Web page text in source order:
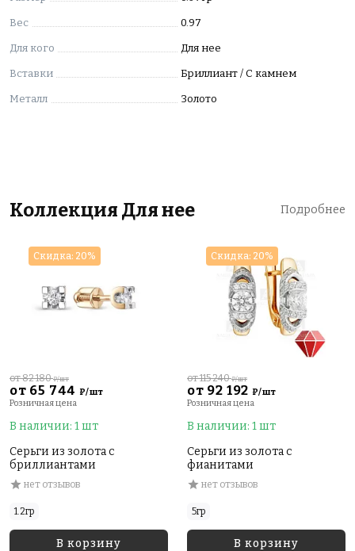
Вес 0.97
Для кого Для нее
Вставки Бриллиант / С камнем
Металл Золото
Коллекция Для нее Подробнее
от 65 744 ₽/шт
от 82 180₽/шт
Розничная цена
В наличии: 1 шт
Серьги из золота с
бриллиантами
нет отзывов
1.2гр
В корзину
Скидка: 20%
от 92 192 ₽/шт
от 115 240₽/шт
Розничная цена
В наличии: 1 шт
Серьги из золота с
фианитами
нет отзывов
5гр
В корзину
Скидка: 20%